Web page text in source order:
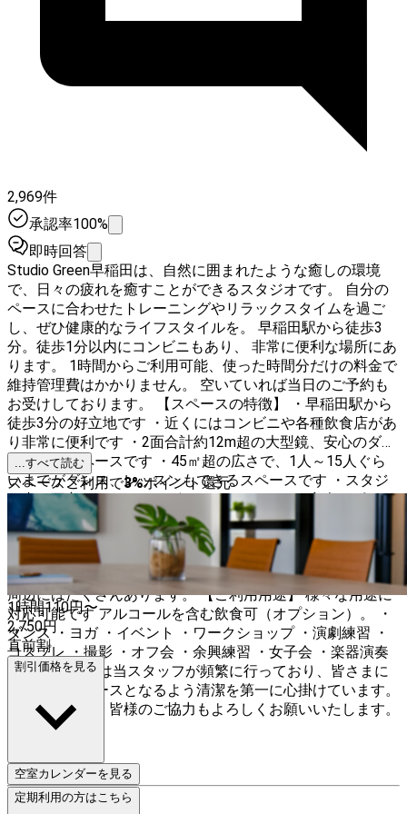
2,969件
承認率100%
即時回答
Studio Green早稲田は、自然に囲まれたような癒しの環境
で、日々の疲れを癒すことができるスタジオです。 自分の
ペースに合わせたトレーニングやリラックスタイムを過ご
し、ぜひ健康的なライフスタイルを。 早稲田駅から徒歩3
分。徒歩1分以内にコンビニもあり、 非常に便利な場所にあ
ります。 1時間からご利用可能、使った時間分だけの料金で
維持管理費はかかりません。 空いていれば当日のご予約も
お受けしております。 【スペースの特徴】 ・早稲田駅から
徒歩3分の好立地です ・近くにはコンビニや各種飲食店があ
り非常に便利です ・2面合計約12m超の大型鏡、安心のダン
ス向けのスペースです ・45㎡超の広さで、1人～15人ぐら
いまでがダンス、レッスンもできるスペースです ・スタジ
オ内に更衣スペースもございます ・Bluetooth音楽スピーカ
ーを常備してます ・フリーWi-Fi完備してます ・エアコン 、
空気清浄機あります ・電源・コンセント多数あります ・空
いていれば当日の予約も可能です ・1時間から利用可能です
【アクセス】 早稲田駅から徒歩3分。コンビニ等がスタジオ
周辺にはたくさんあります。 【ご利用用途】 様々な用途に
対応可能です アルコールを含む飲食可（オプション）。 ・
ダンス ・ヨガ ・イベント ・ワークショップ ・演劇練習 ・
コスプレ ・撮影 ・オフ会 ・余興練習 ・女子会 ・楽器演奏
可 部屋の清掃は当スタッフが頻繁に行っており、皆さまに
より良いスペースとなるよう清潔を第一に心掛けています。
ご利用いただく皆様のご協力もよろしくお願いいたします。
...すべて読む
スペースご利用で3%ポイント還元
1時間110円〜
2,750円
直前割
割引価格を見る
空室カレンダーを見る
定期利用の方はこちら